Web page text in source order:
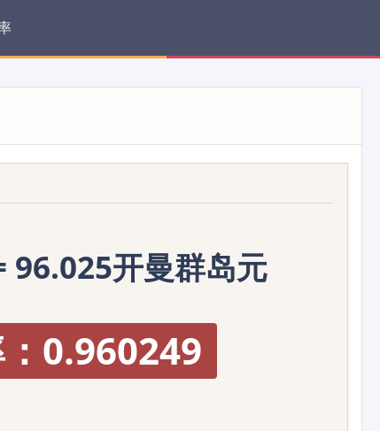
96.025开曼群岛元
0.960249